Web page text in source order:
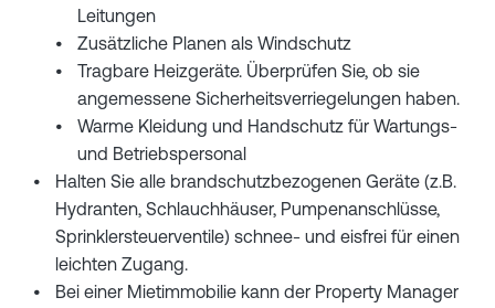
Leitungen
Zusätzliche Planen als Windschutz
Tragbare Heizgeräte. Überprüfen Sie, ob sie
angemessene Sicherheitsverriegelungen haben.
Warme Kleidung und Handschutz für Wartungs-
und Betriebspersonal
Halten Sie alle brandschutzbezogenen Geräte (z.B.
Hydranten, Schlauchhäuser, Pumpenanschlüsse,
Sprinklersteuerventile) schnee- und eisfrei für einen
leichten Zugang.
Bei einer Mietimmobilie kann der Property Manager